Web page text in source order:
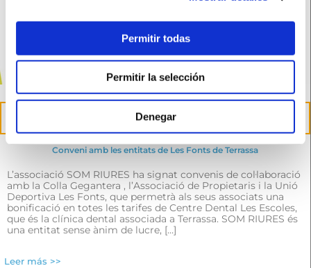
Permitir todas
Permitir la selección
Denegar
27
abr.
Conveni amb les entitats de Les Fonts de Terrassa
L’associació SOM RIURES ha signat convenis de col·laboració
amb la Colla Gegantera , l’Associació de Propietaris i la Unió
Deportiva Les Fonts, que permetrà als seus associats una
bonificació en totes les tarifes de Centre Dental Les Escoles,
que és la clínica dental associada a Terrassa. SOM RIURES és
una entitat sense ànim de lucre, […]
Leer más >>